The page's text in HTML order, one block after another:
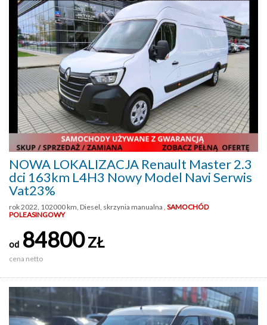
NOWA LOKALIZACJA Renault Master 2.3
dci 163km L4H3 Nowy Model Navi Serwis
Vat23%
rok 2022, 102000 km, Diesel, skrzynia manualna , SAMOCHÓD
POLEASINGOWY
od 84800ZŁ
cena netto